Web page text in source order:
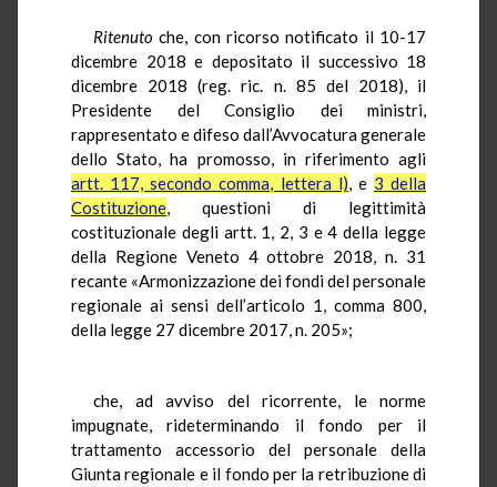
Ritenuto che, con ricorso notificato il 10-17
dicembre 2018 e depositato il successivo 18
dicembre 2018 (reg. ric. n. 85 del 2018), il
Presidente del Consiglio dei ministri,
rappresentato e difeso dall’Avvocatura generale
dello Stato, ha promosso, in riferimento agli
artt. 117, secondo comma, lettera l), e 3 della
Costituzione, questioni di legittimità
costituzionale degli artt. 1, 2, 3 e 4 della legge
della Regione Veneto 4 ottobre 2018, n. 31
recante «Armonizzazione dei fondi del personale
regionale ai sensi dell’articolo 1, comma 800,
della legge 27 dicembre 2017, n. 205»;
che, ad avviso del ricorrente, le norme
impugnate, rideterminando il fondo per il
trattamento accessorio del personale della
Giunta regionale e il fondo per la retribuzione di